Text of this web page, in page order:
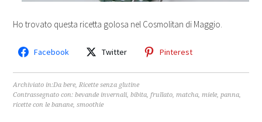
Ho trovato questa ricetta golosa nel Cosmolitan di Maggio.
Facebook Twitter Pinterest
Archiviato in:Da bere,Ricette senza glutine
Contrassegnato con:bevande invernali,bibita,frullato,matcha,miele,panna,
ricette con le banane,smoothie